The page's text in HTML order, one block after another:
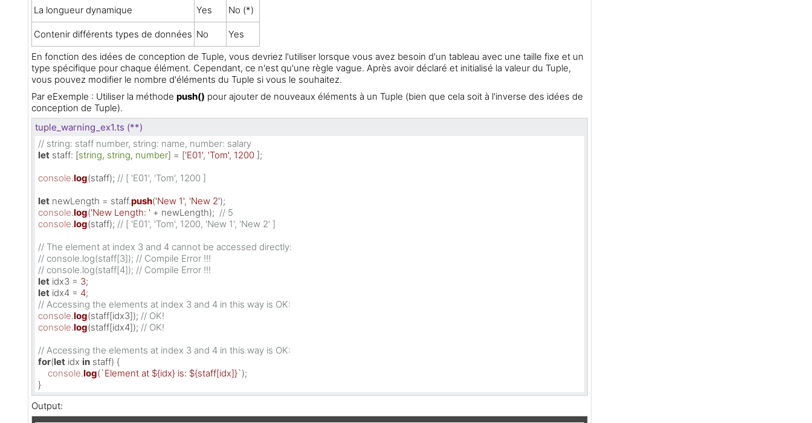
La longueur dynamique Yes No (*)
Contenir différents types de données No
Yes
En fonction des idées de conception de Tuple, vous devriez l'utiliser lorsque vous avez besoin d'un tableau avec une taille fixe et un
type spécifique pour chaque élément. Cependant, ce n'est qu'une règle vague. Après avoir déclaré et initialisé la valeur du Tuple,
vous pouvez modifier le nombre d'éléments du Tuple si vous le souhaitez.
Par eExemple : Utiliser la méthode push() pour ajouter de nouveaux éléments à un Tuple (bien que cela soit à l'inverse des idées de
conception de Tuple).
tuple_warning_ex1.ts (**)
// string: staff number, string: name, number: salary
let staff: [string, string, number] = ['E01', 'Tom', 1200 ];
console.log(staff); // [ 'E01', 'Tom', 1200 ]
let newLength = staff.push('New 1', 'New 2'
console.log('New Length: ' + newLength); // 5
console.log(staff); // [ 'E01', 'Tom', 1200, 'New 1', 'New 2' ]
// The element at index 3 and 4 cannot be accessed directly:
// console.log(staff[3]); // Compile Error !!!
// console.log(staff[4]); // Compile Error !!!
let idx3 = 3
let idx4 = 4
// Accessing the elements at index 3 and 4 in this way is OK:
console.log(staff[idx3]); // OK!
console.log(staff[idx4]); // OK!
// Accessing the elements at index 3 and 4 in this way is OK:
for(let idx in staff) {
console.log(`Element at ${idx} is: ${staff[idx]}`);
}
Output: